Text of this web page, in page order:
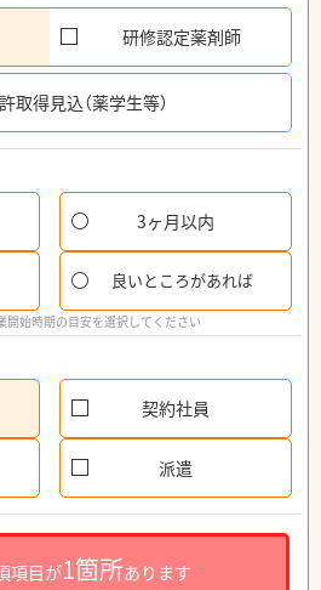
研修認定薬剤師
取得見込（薬学生等）
3ヶ月以内
良いところがあれば
開始時期の目安を選択してください
契約社員
派遣
項目が1箇所あります